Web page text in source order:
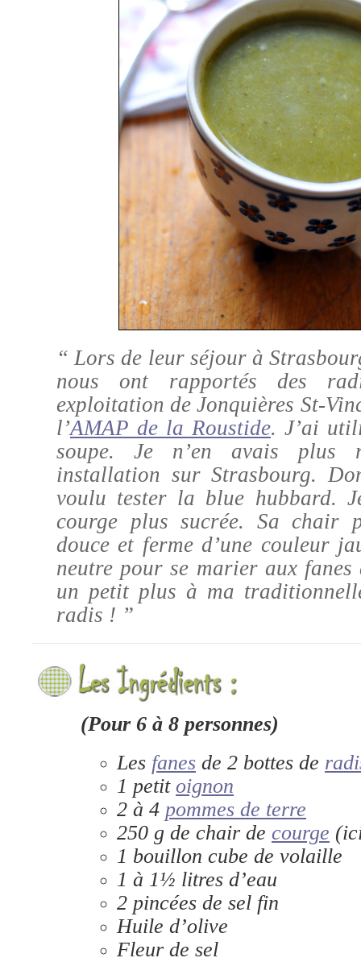
“ Lors de leur séjour à
nous ont rapportés des
exploitation de Jonquières St-
l’AMAP de la Roustide. J’ai
soupe. Je n’en avais plus
installation sur Strasbourg.
voulu tester la blue hubbard.
courge plus sucrée. Sa chair
douce et ferme d’une couleur
neutre pour se marier aux
un petit plus à ma
radis ! ”
(Pour 6 à 8 personnes)
Les fanes de 2 bottes de
1 petit oignon
2 à 4 pommes de terre
250 g de chair de courge
1 bouillon cube de volaille
1 à 1½ litres d’eau
2 pincées de sel fin
Huile d’olive
Fleur de sel